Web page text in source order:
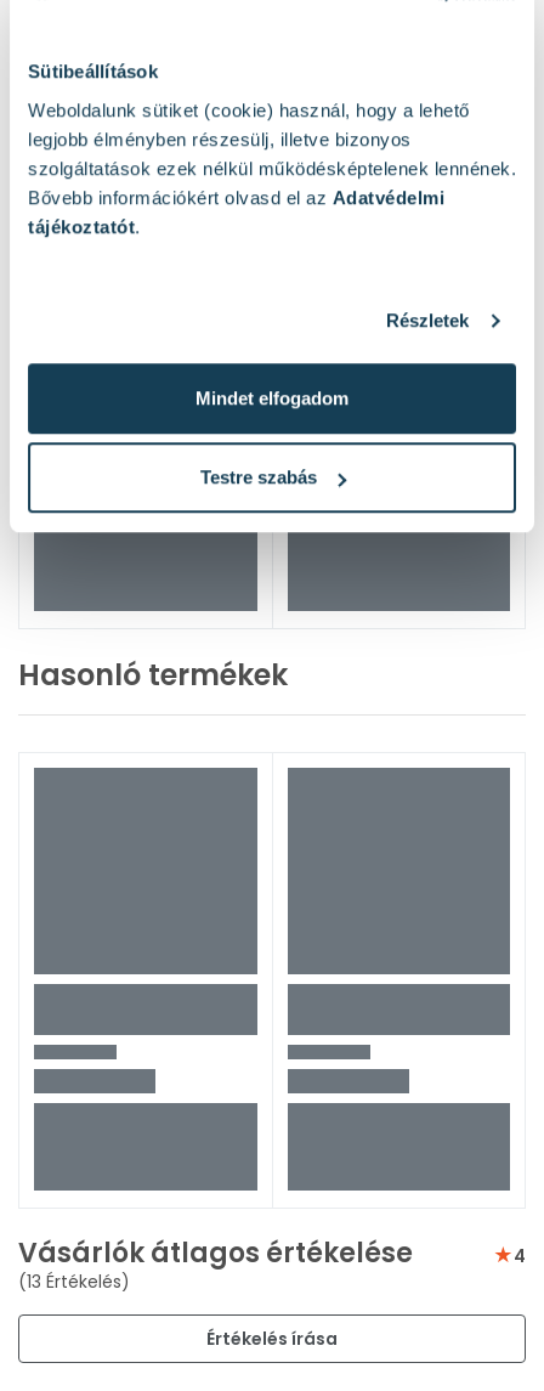
Sütibeállítások
Weboldalunk sütiket (cookie) használ, hogy a lehető
legjobb élményben részesülj, illetve bizonyos
szolgáltatások ezek nélkül működésképtelenek lennének.
Bővebb információkért olvasd el az Adatvédelmi
tájékoztatót.
Részletek
Mindet elfogadom
Testre szabás
Mások ezeket nézték
Hasonló termékek
Vásárlók átlagos értékelése
(13 Értékelés)
4
Értékelés írása